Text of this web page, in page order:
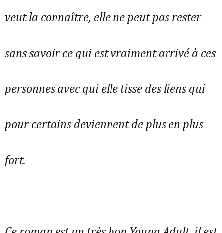
veut la connaître, elle ne peut pas rester
sans savoir ce qui est vraiment arrivé à ces
personnes avec qui elle tisse des liens qui
pour certains deviennent de plus en plus
fort.